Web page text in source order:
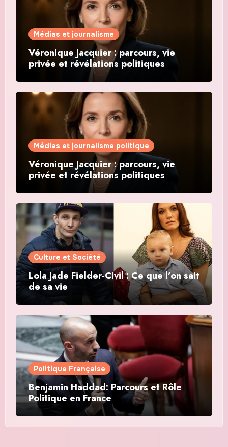
Médias et journalisme
Véronique Jacquier : parcours, vie
privée et révélations politiques
Médias et journalisme politique
Véronique Jacquier : parcours, vie
privée et révélations politiques
Culture et Société
Lola Jade Fielder-Civil : Ce que l’on sait
de sa vie
Politique Française
Benjamin Haddad: Parcours et Rôle
Politique en France